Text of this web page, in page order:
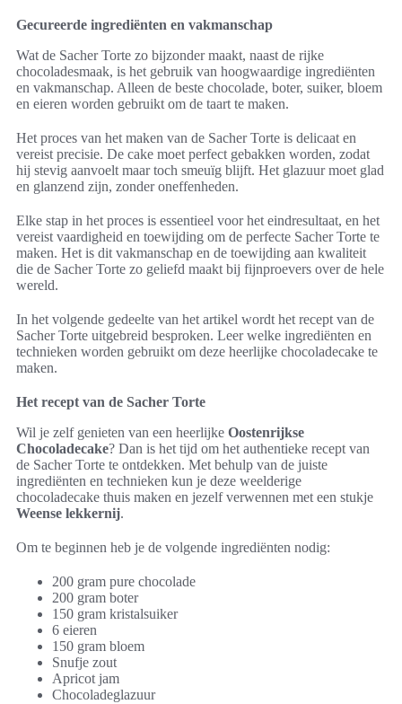
Gecureerde ingrediënten en vakmanschap
Wat de Sacher Torte zo bijzonder maakt, naast de rijke
chocoladesmaak, is het gebruik van hoogwaardige ingrediënten
en vakmanschap. Alleen de beste chocolade, boter, suiker, bloem
en eieren worden gebruikt om de taart te maken.
Het proces van het maken van de Sacher Torte is delicaat en
vereist precisie. De cake moet perfect gebakken worden, zodat
hij stevig aanvoelt maar toch smeuïg blijft. Het glazuur moet glad
en glanzend zijn, zonder oneffenheden.
Elke stap in het proces is essentieel voor het eindresultaat, en het
vereist vaardigheid en toewijding om de perfecte Sacher Torte te
maken. Het is dit vakmanschap en de toewijding aan kwaliteit
die de Sacher Torte zo geliefd maakt bij fijnproevers over de hele
wereld.
In het volgende gedeelte van het artikel wordt het recept van de
Sacher Torte uitgebreid besproken. Leer welke ingrediënten en
technieken worden gebruikt om deze heerlijke chocoladecake te
maken.
Het recept van de Sacher Torte
Wil je zelf genieten van een heerlijke Oostenrijkse
Chocoladecake? Dan is het tijd om het authentieke recept van
de Sacher Torte te ontdekken. Met behulp van de juiste
ingrediënten en technieken kun je deze weelderige
chocoladecake thuis maken en jezelf verwennen met een stukje
Weense lekkernij.
Om te beginnen heb je de volgende ingrediënten nodig:
200 gram pure chocolade
200 gram boter
150 gram kristalsuiker
6 eieren
150 gram bloem
Snufje zout
Apricot jam
Chocoladeglazuur